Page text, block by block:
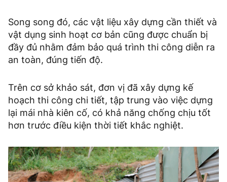
Song song đó, các vật liệu xây dựng cần thiết và
vật dụng sinh hoạt cơ bản cũng được chuẩn bị
đầy đủ nhằm đảm bảo quá trình thi công diễn ra
an toàn, đúng tiến độ.
Trên cơ sở khảo sát, đơn vị đã xây dựng kế
hoạch thi công chi tiết, tập trung vào việc dựng
lại mái nhà kiên cố, có khả năng chống chịu tốt
hơn trước điều kiện thời tiết khắc nghiệt.